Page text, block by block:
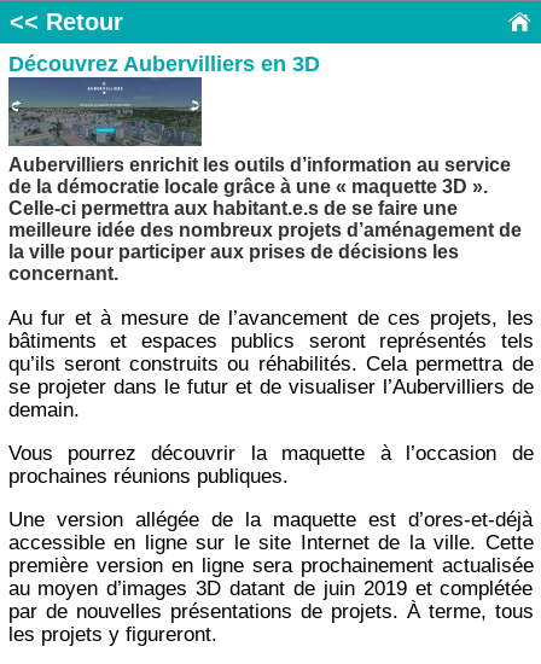
<< Retour
Découvrez Aubervilliers en 3D
Aubervilliers enrichit les outils d’information au service
de la démocratie locale grâce à une « maquette 3D ».
Celle-ci permettra aux habitant.e.s de se faire une
meilleure idée des nombreux projets d’aménagement de
la ville pour participer aux prises de décisions les
concernant.
Au fur et à mesure de l’avancement de ces projets, les
bâtiments et espaces publics seront représentés tels
qu’ils seront construits ou réhabilités. Cela permettra de
se projeter dans le futur et de visualiser l’Aubervilliers de
demain.
Vous pourrez découvrir la maquette à l’occasion de
prochaines réunions publiques.
Une version allégée de la maquette est d’ores-et-déjà
accessible en ligne sur le site Internet de la ville. Cette
première version en ligne sera prochainement actualisée
au moyen d’images 3D datant de juin 2019 et complétée
par de nouvelles présentations de projets. À terme, tous
les projets y figureront.